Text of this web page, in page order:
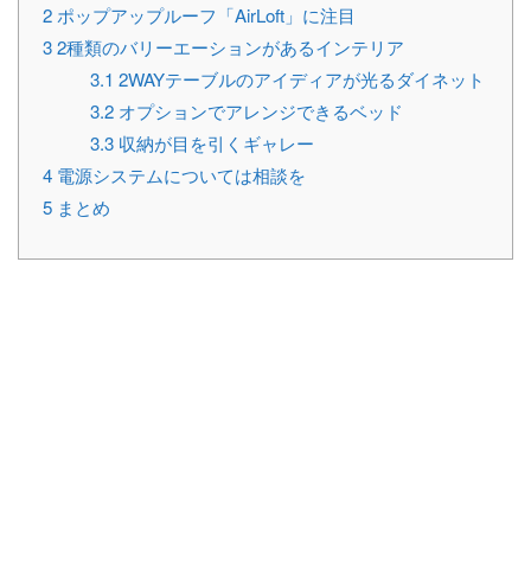
2 ポップアップルーフ「AirLoft」に注目
32種類のバリーエーションがあるインテリア
3.1 2WAYテーブルのアイディアが光るダイネット
3.2 オプションでアレンジできるベッド
3.3 収納が目を引くギャレー
4 電源システムについては相談を
5 まとめ